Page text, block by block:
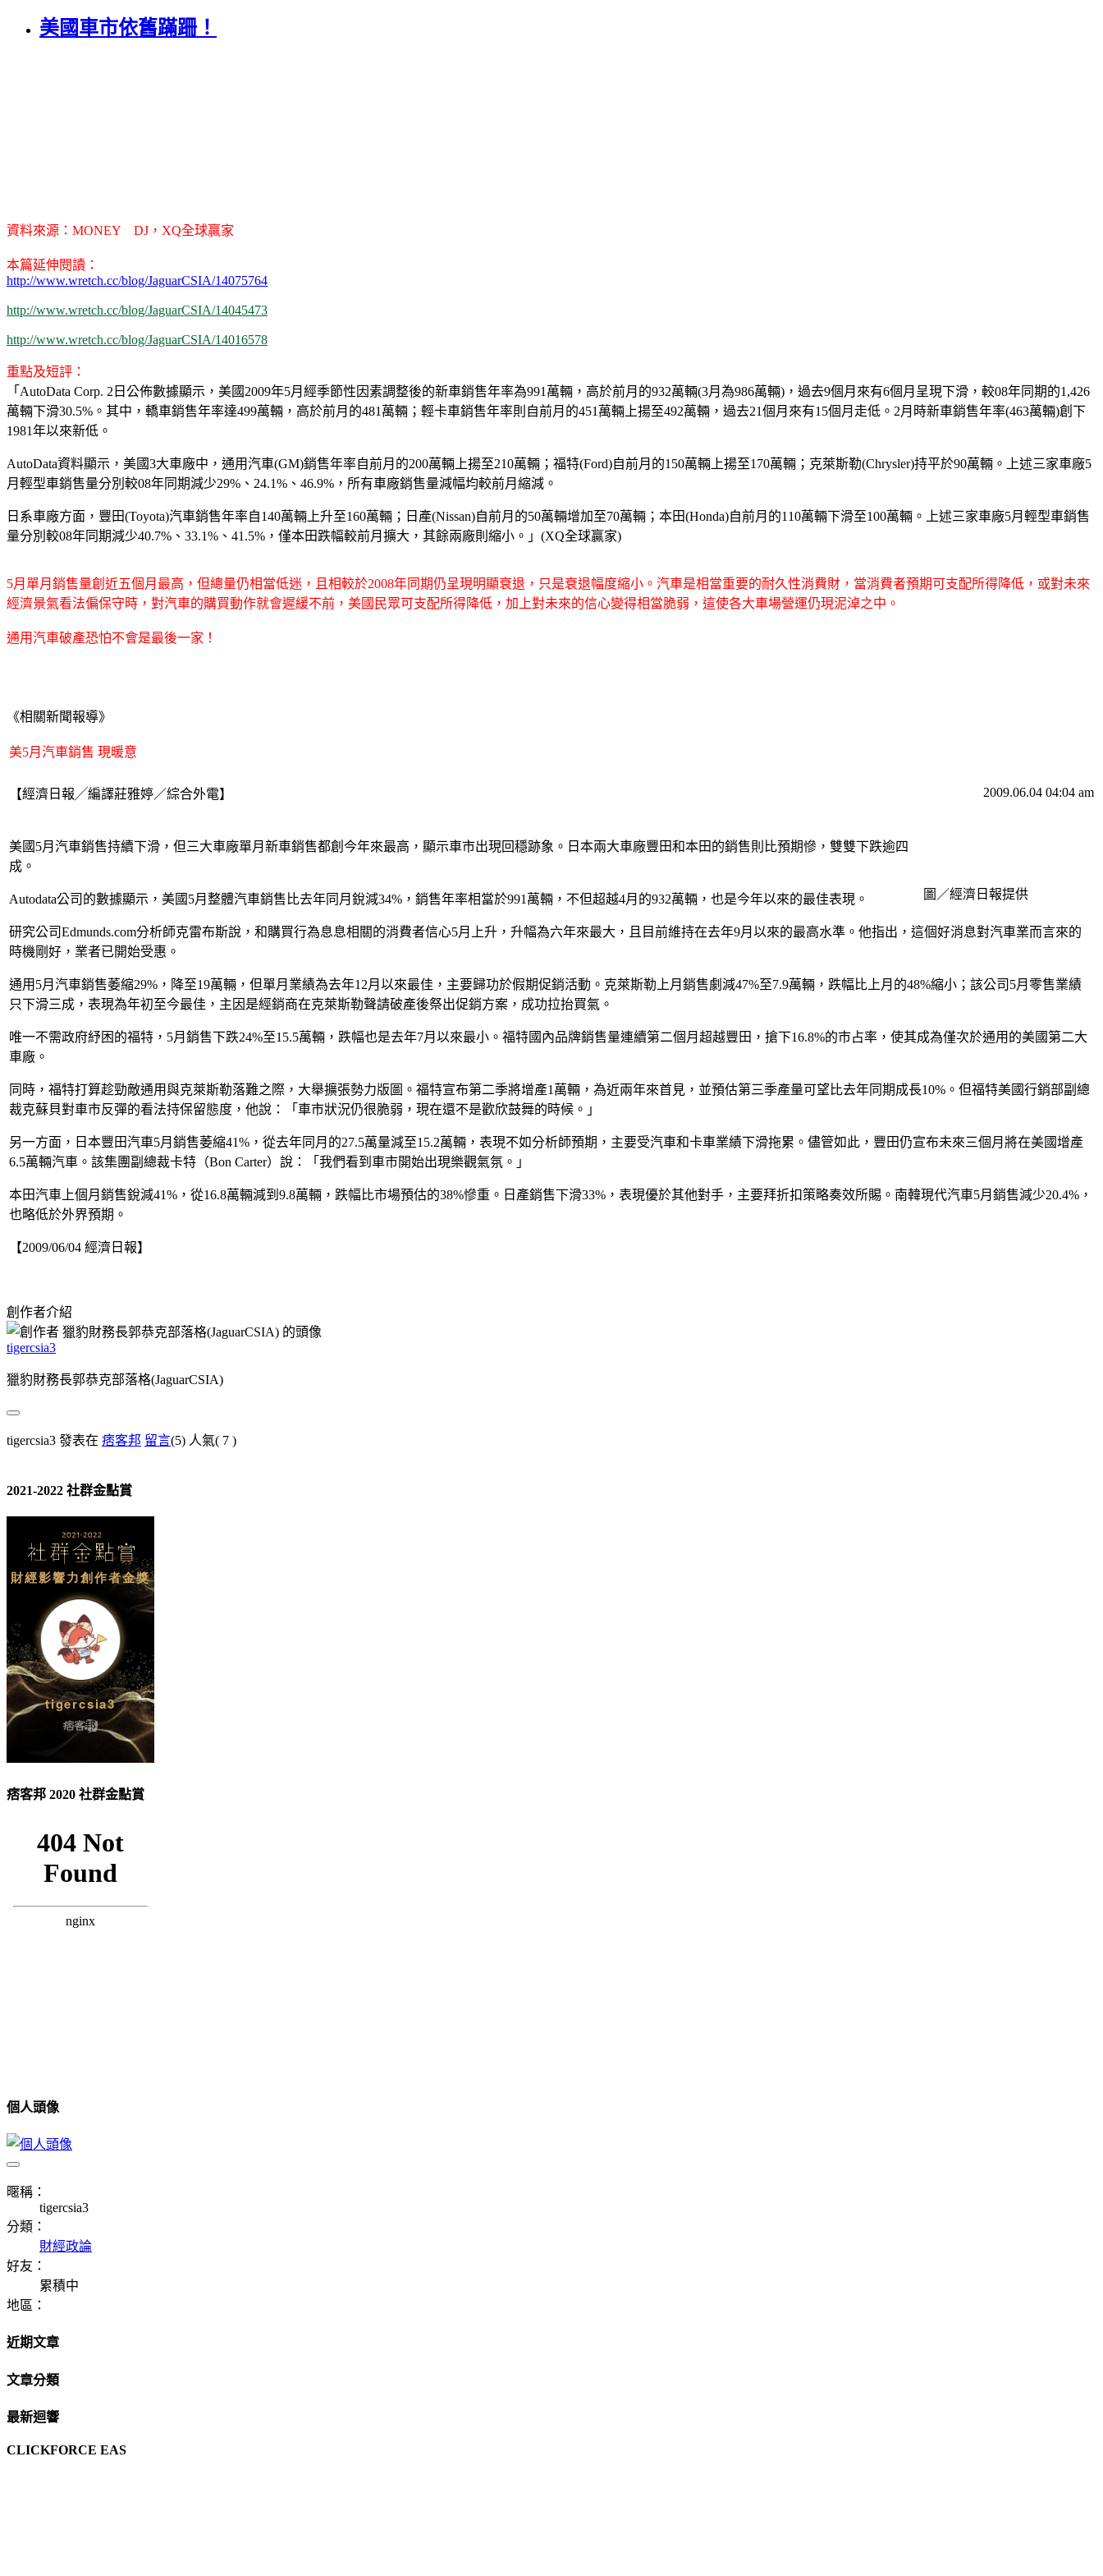
美國車市依舊蹣跚！
資料來源：MONEY DJ，XQ全球贏家
本篇延伸閱讀：
http://www.wretch.cc/blog/JaguarCSIA/14075764
http://www.wretch.cc/blog/JaguarCSIA/14045473
http://www.wretch.cc/blog/JaguarCSIA/14016578
重點及短評：
「 AutoData Corp. 2日公佈數據顯示，美國2009年5月經季節性因素調整後的新車銷售年率為991萬輛，高於前月的932萬輛(3月為986萬輛)，過去9個月來有6個月呈現下滑，較08年同期的1,426
萬輛下滑30.5%。其中，轎車銷售年率達499萬輛，高於前月的481萬輛；輕卡車銷售年率則自前月的451萬輛上揚至492萬輛，過去21個月來有15個月走低。2月時新車銷售年率(463萬輛)創下
1981年以來新低。
AutoData資料顯示，美國3大車廠中，通用汽車(GM)銷售年率自前月的200萬輛上揚至210萬輛；福特(Ford)自前月的150萬輛上揚至170萬輛；克萊斯勒(Chrysler)持平於90萬輛。上述三家車廠5
月輕型車銷售量分別較08年同期減少29%、24.1%、46.9%，所有車廠銷售量減幅均較前月縮減。
日系車廠方面，豐田(Toyota)汽車銷售年率自140萬輛上升至160萬輛；日產(Nissan)自前月的50萬輛增加至70萬輛；本田(Honda)自前月的110萬輛下滑至100萬輛。上述三家車廠5月輕型車銷售
量分別較08年同期減少40.7%、33.1%、41.5%，僅本田跌幅較前月擴大，其餘兩廠則縮小。」(XQ全球贏家)
5月單月銷售量創近五個月最高，但總量仍相當低迷，且相較於2008年同期仍呈現明顯衰退，只是衰退幅度縮小。汽車是相當重要的耐久性消費財，當消費者預期可支配所得降低，或對未來
經濟景氣看法偏保守時，對汽車的購買動作就會遲緩不前，美國民眾可支配所得降低，加上對未來的信心變得相當脆弱，這使各大車場營運仍現泥淖之中。
通用汽車破產恐怕不會是最後一家！
《相關新聞報導》
美5月汽車銷售 現暖意
【經濟日報╱編譯莊雅婷／綜合外電】 2009.06.04 04:04 am
圖／經濟日報提供
美國5月汽車銷售持續下滑，但三大車廠單月新車銷售都創今年來最高，顯示車市出現回穩跡象。日本兩大車廠豐田和本田的銷售則比預期慘，雙雙下跌逾四
成。
Autodata公司的數據顯示，美國5月整體汽車銷售比去年同月銳減34%，銷售年率相當於991萬輛，不但超越4月的932萬輛，也是今年以來的最佳表現。
研究公司Edmunds.com分析師克雷布斯說，和購買行為息息相關的消費者信心5月上升，升幅為六年來最大，且目前維持在去年9月以來的最高水準。他指出，這個好消息對汽車業而言來的
時機剛好，業者已開始受惠。
通用5月汽車銷售萎縮29%，降至19萬輛，但單月業績為去年12月以來最佳，主要歸功於假期促銷活動。克萊斯勒上月銷售劇減47%至7.9萬輛，跌幅比上月的48%縮小；該公司5月零售業績
只下滑三成，表現為年初至今最佳，主因是經銷商在克萊斯勒聲請破產後祭出促銷方案，成功拉抬買氣。
唯一不需政府紓困的福特，5月銷售下跌24%至15.5萬輛，跌幅也是去年7月以來最小。福特國內品牌銷售量連續第二個月超越豐田，搶下16.8%的市占率，使其成為僅次於通用的美國第二大
車廠。
同時，福特打算趁勁敵通用與克萊斯勒落難之際，大舉擴張勢力版圖。福特宣布第二季將增產1萬輛，為近兩年來首見，並預估第三季產量可望比去年同期成長10%。但福特美國行銷部副總
裁克蘇貝對車市反彈的看法持保留態度，他說：「車市狀況仍很脆弱，現在還不是歡欣鼓舞的時候。」
另一方面，日本豐田汽車5月銷售萎縮41%，從去年同月的27.5萬量減至15.2萬輛，表現不如分析師預期，主要受汽車和卡車業績下滑拖累。儘管如此，豐田仍宣布未來三個月將在美國增產
6.5萬輛汽車。該集團副總裁卡特（Bon Carter）說：「我們看到車市開始出現樂觀氣氛。」
本田汽車上個月銷售銳減41%，從16.8萬輛減到9.8萬輛，跌幅比市場預估的38%慘重。日產銷售下滑33%，表現優於其他對手，主要拜折扣策略奏效所賜。南韓現代汽車5月銷售減少20.4%，
也略低於外界預期。
【2009/06/04 經濟日報】
創作者介紹
tigercsia3
獵豹財務長郭恭克部落格(JaguarCSIA)
tigercsia3 發表在 痞客邦 留言(5) 人氣( 7 )
2021-2022 社群金點賞
痞客邦 2020 社群金點賞
個人頭像
暱稱：
tigercsia3
分類：
財經政論
好友：
累積中
地區：
近期文章
文章分類
最新迴響
CLICKFORCE EAS